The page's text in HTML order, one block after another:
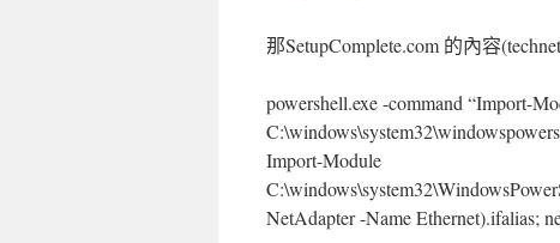
那SetupComplete.com 的內容
powershell.exe -command “Import-
Import-Module
NetAdapter -Name Ethernet).ifalias;